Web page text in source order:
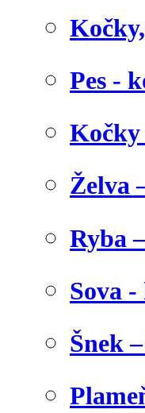
Pes -
Kočky
Želva
Ryba
Sova
Šnek